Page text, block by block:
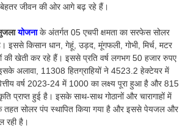
जीवन की ओर आगे बढ़ रहे हैं।
योजनाके अंतर्गत 05 एचपी क्षमता का सरफेस सोलर
इससे किसान धान, गेहूं, उड़द, मूंगफली, गोभी, मिर्च, मटर
की खेती कर रहे हैं। इससे प्रति वर्ष लगभग 50 हजार रुपए
अलावा, 11308 हितग्राहियों ने 4523.2 हेक्टेयर में
वर्ष 2023-24 में 1000 का लक्ष्य पूरा हुआ है और 815
प्राप्त हुई है। इसके साथ-साथ गोठानों और चारागाहों में
तहत सोलर पंप स्थापित किया गया है और इससे पेयजल और
रही है।